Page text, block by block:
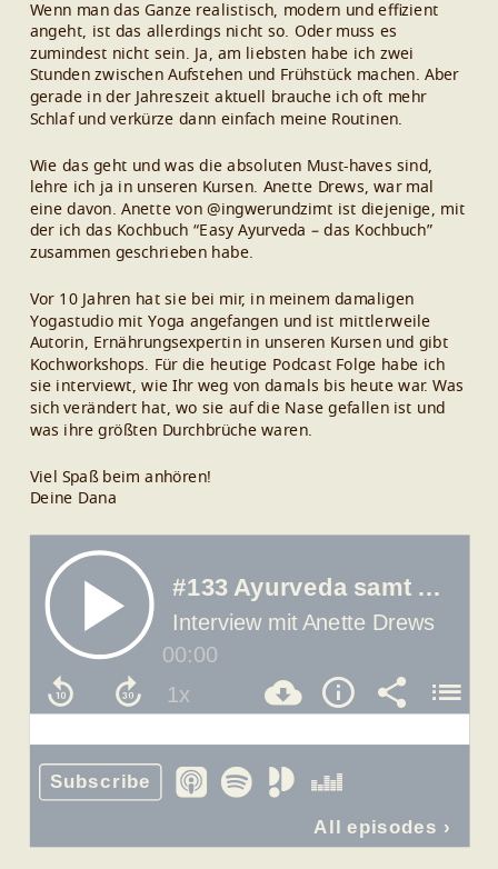
Wenn man das Ganze realistisch, modern und effizient
angeht, ist das allerdings nicht so. Oder muss es
zumindest nicht sein. Ja, am liebsten habe ich zwei
Stunden zwischen Aufstehen und Frühstück machen. Aber
gerade in der Jahreszeit aktuell brauche ich oft mehr
Schlaf und verkürze dann einfach meine Routinen.
Wie das geht und was die absoluten Must-haves sind,
lehre ich ja in unseren Kursen. Anette Drews, war mal
eine davon. Anette von @ingwerundzimt ist diejenige, mit
der ich das Kochbuch “Easy Ayurveda – das Kochbuch”
zusammen geschrieben habe.
Vor 10 Jahren hat sie bei mir, in meinem damaligen
Yogastudio mit Yoga angefangen und ist mittlerweile
Autorin, Ernährungsexpertin in unseren Kursen und gibt
Kochworkshops. Für die heutige Podcast Folge habe ich
sie interviewt, wie Ihr weg von damals bis heute war. Was
sich verändert hat, wo sie auf die Nase gefallen ist und
was ihre größten Durchbrüche waren.
Viel Spaß beim anhören!
Deine Dana